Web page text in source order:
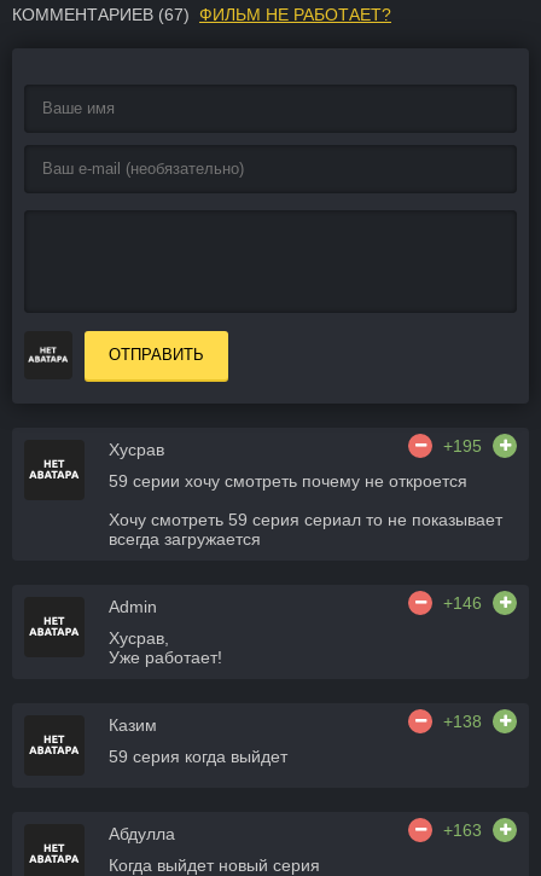
КОММЕНТАРИЕВ (67) ФИЛЬМ НЕ РАБОТАЕТ?
ОТПРАВИТЬ
Хусрав
+195
59 серии хочу смотреть почему не откроется
Хочу смотреть 59 серия сериал то не показывает
всегда загружается
Admin
+146
Хусрав,
Уже работает!
Казим
+138
59 серия когда выйдет
Абдулла
+163
Когда выйдет новый серия